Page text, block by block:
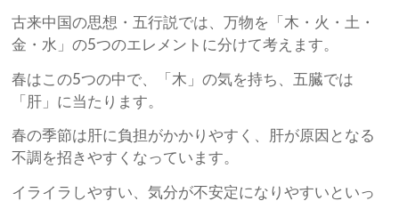
古来中国の思想・五行説では、万物を「木・火・土・
金・水」の5つのエレメントに分けて考えます。
春はこの5つの中で、「木」の気を持ち、五臓では
「肝」に当たります。
春の季節は肝に負担がかかりやすく、肝が原因となる
不調を招きやすくなっています。
イライラしやすい、気分が不安定になりやすいといっ